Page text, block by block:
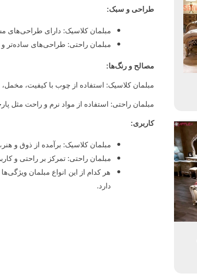
طراحی و سبک:
مبلمان کلاسیک: دارای طراحی‌های
مبلمان راحتی: طراحی‌های ساده‌تر و
مصالح و رنگ‌ها:
مبلمان کلاسیک: استفاده از چوب با کیفیت،
مبلمان راحتی: استفاده از مواد نرم و راحت مثل
کاربری:
مبلمان کلاسیک: برآمده از ذوق و
مبلمان راحتی: تمرکز بر راحتی و
هر کدام از این انواع مبلمان
دارد.